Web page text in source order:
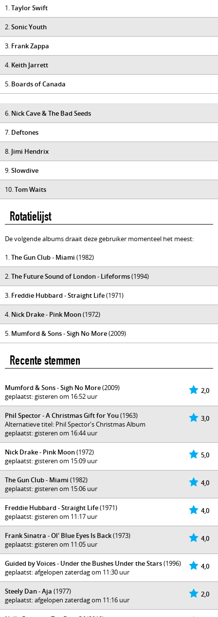
1.Taylor Swift
2.Sonic Youth
3. Frank Zappa
4. Keith Jarrett
5. Boards of Canada
6. Nick Cave & The Bad Seeds
7. Deftones
8. Jimi Hendrix
9.Slowdive
10.Tom Waits
Rotatielijst
De volgende albums draait deze gebruiker momenteel het meest:
1.The Gun Club - Miami (1982)
2.The Future Sound of London - Lifeforms(1994)
3. Freddie Hubbard - Straight Life(1971)
4. Nick Drake - Pink Moon(1972)
5. Mumford & Sons - Sigh No More(2009)
Recente stemmen
2,0
Mumford & Sons - Sigh No More(2009)
geplaatst: gisteren om 16:52 uur
3,0
Phil Spector - A Christmas Gift for You(1963)
Alternatieve titel: Phil Spector's Christmas Album
geplaatst: gisteren om 16:44 uur
5,0
Nick Drake - Pink Moon(1972)
geplaatst: gisteren om 15:09 uur
4,0
The Gun Club - Miami (1982)
geplaatst: gisteren om 15:06 uur
4,0
Freddie Hubbard - Straight Life(1971)
geplaatst: gisteren om 11:17 uur
4,0
Frank Sinatra - Ol' Blue Eyes Is Back(1973)
geplaatst: gisteren om 11:05 uur
4,0
Guided by Voices - Under the Bushes Under the Stars(1996)
geplaatst: afgelopen zaterdag om 11:30 uur
2,0
Steely Dan - Aja (1977)
geplaatst: afgelopen zaterdag om 11:16 uur